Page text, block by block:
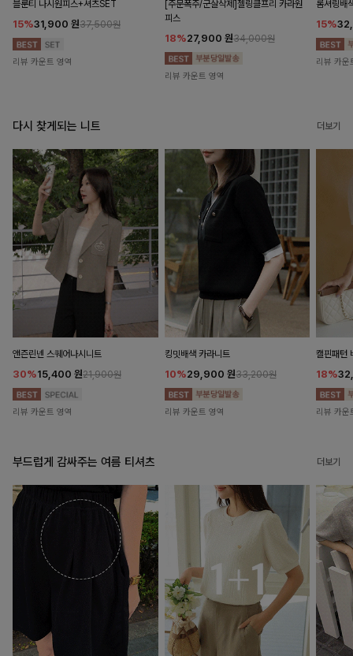
블룬티 나시원피스+셔츠SET
15%31,900 원37,500원
리뷰 카운트 영역
[주문폭주/군살삭제]젤링클프리 카라원
피스
18%27,900 원34,000원
리뷰 카운트 영역
롬셔링배
15%
리뷰 카운
다시 찾게되는 니트 더보기
앤즌린넨 스퀘어나시니트
30%15,400 원21,900원
리뷰 카운트 영역
킹밋배색 카라니트
10%29,900 원33,200원
리뷰 카운트 영역
캘핀패턴
18%
리뷰 카운
부드럽게 감싸주는 여름 티셔츠 더보기